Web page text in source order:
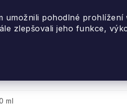
umožnili pohodlné prohlížení
zlepšovali jeho funkce,
ml